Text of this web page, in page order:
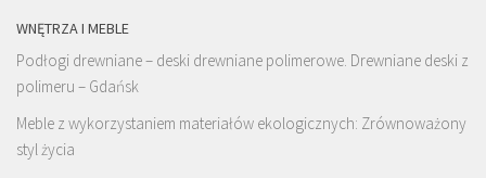
WNĘTRZA I MEBLE
Podłogi drewniane – deski drewniane polimerowe. Drewniane deski z
polimeru – Gdańsk
Meble z wykorzystaniem materiałów ekologicznych: Zrównoważony
styl życia